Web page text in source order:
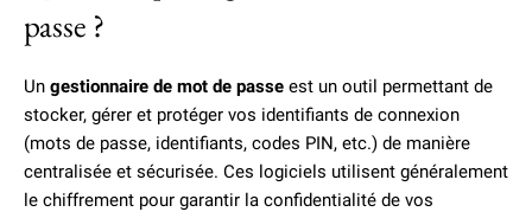
passe ?
Un gestionnaire de mot de passe est un outil permettant de
stocker, gérer et protéger vos identifiants de connexion
(mots de passe, identifiants, codes PIN, etc.) de manière
centralisée et sécurisée. Ces logiciels utilisent généralement
le chiffrement pour garantir la confidentialité de vos